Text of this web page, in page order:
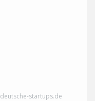
deutsche-startups.de